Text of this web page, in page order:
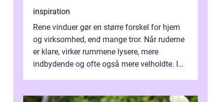
inspiration
Rene vinduer gør en større forskel for hjem
og virksomhed, end mange tror. Når ruderne
er klare, virker rummene lysere, mere
indbydende og ofte også mere velholdte. I